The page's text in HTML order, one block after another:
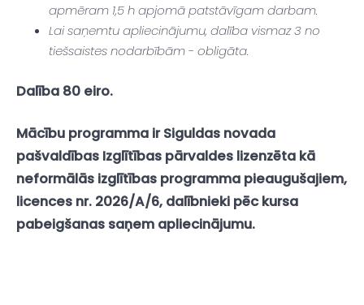
apmēram 1,5 h apjomā patstāvīgam darbam.
Lai saņemtu apliecinājumu, dalība vismaz 3 no
tiešsaistes nodarbībām - obligāta.
Dalība 80 eiro.
Mācību programma ir Siguldas novada
pašvaldības Izglītības pārvaldes lizenzēta kā
neformālās izglītības programma pieaugušajiem,
licences nr. 2026/A/6, dalībnieki pēc kursa
pabeigšanas saņem apliecinājumu.